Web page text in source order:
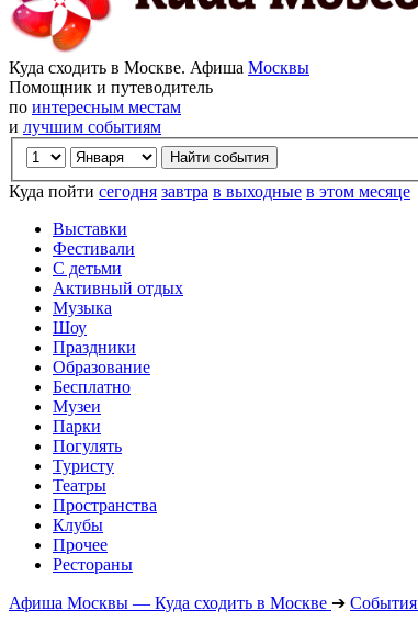
Куда сходить в Москве. Афиша Москвы
Помощник и путеводитель
по интересным местам
и лучшим событиям
Куда пойти сегодня завтра в выходные в этом месяце
Выставки
Фестивали
С детьми
Активный отдых
Музыка
Шоу
Праздники
Образование
Бесплатно
Музеи
Парки
Погулять
Туристу
Театры
Пространства
Клубы
Прочее
Рестораны
Афиша Москвы — Куда сходить в Москве ➔ События